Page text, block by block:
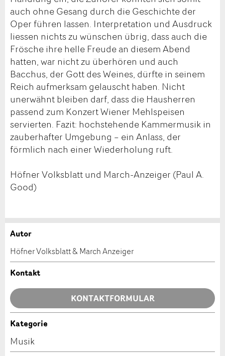
auch ohne Gesang durch die Geschichte der
Oper führen lassen. Interpretation und Ausdruck
liessen nichts zu wünschen übrig, dass auch die
Frösche ihre helle Freude an diesem Abend
hatten, war nicht zu überhören und auch
Bacchus, der Gott des Weines, dürfte in seinem
Reich aufmerksam gelauscht haben. Nicht
unerwähnt bleiben darf, dass die Hausherren
passend zum Konzert Wiener Mehlspeisen
servierten. Fazit: hochstehende Kammermusik in
zauberhafter Umgebung – ein Anlass, der
förmlich nach einer Wiederholung ruft.
Höfner Volksblatt und March-Anzeiger (Paul A.
Good)
Anzeige beanstanden
Ihr Feedback wird sehr geschätzt!
Allgemeines Feedback
Anzeige nicht mehr gültig
Anzeige unvollständig
Anzeige weiterempfehlen
Empfehlen Sie diese Anzeige an Freunde weiter.
Autor
Höfner Volksblatt & March Anzeiger
Kontakt
KONTAKTFORMULAR
Kontakt
Kategorie
Musik